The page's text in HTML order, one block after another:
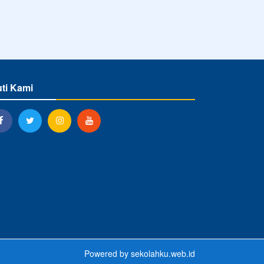
Kami
Powered by sekolahku.web.id